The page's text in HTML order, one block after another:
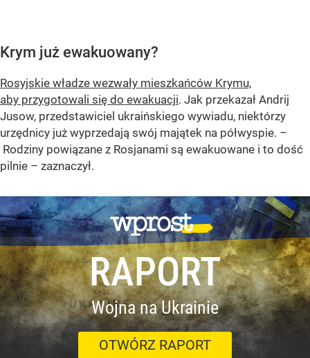
Krym już ewakuowany?
Rosyjskie władze wezwały mieszkańców Krymu,
aby przygotowali się do ewakuacji. Jak przekazał Andrij
Jusow, przedstawiciel ukraińskiego wywiadu, niektórzy
urzędnicy już wyprzedają swój majątek na półwyspie. –
Rodziny powiązane z Rosjanami są ewakuowane i to dość
pilnie – zaznaczył.
RAPORT
Wojna na Ukrainie
OTWÓRZ RAPORT